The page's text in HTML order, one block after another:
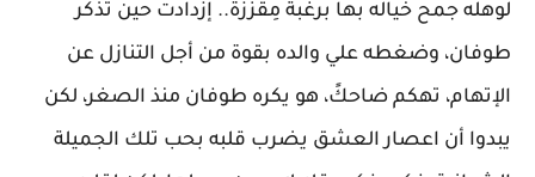
لوهله جمح خياله بها برغبة مِقززة.. إزدادت حين تذكر
طوفان، وضغطه علي والده بقوة من أجل التنازل عن
الإتهام، تهكم ضاحكً، هو يكره طوفان منذ الصغر، لكن
يبدوا أن اعصار العشق يضرب قلبه بحب تلك الجميلة